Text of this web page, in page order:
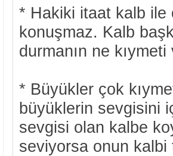
* Hakiki itaat kalb ile
konuşmaz. Kalb
durmanın ne kıymeti
* Büyükler çok
büyüklerin sevgisini
sevgisi olan kalbe
seviyorsa onun kalbi